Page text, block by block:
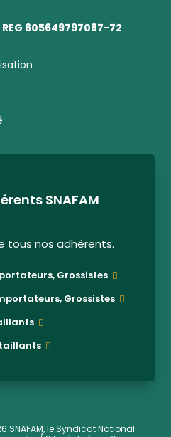
REG 605649797087-72
SNAFAM
tous nos adhérents.
Grossistes
Grossistes
SNAFAM, le Syndicat National